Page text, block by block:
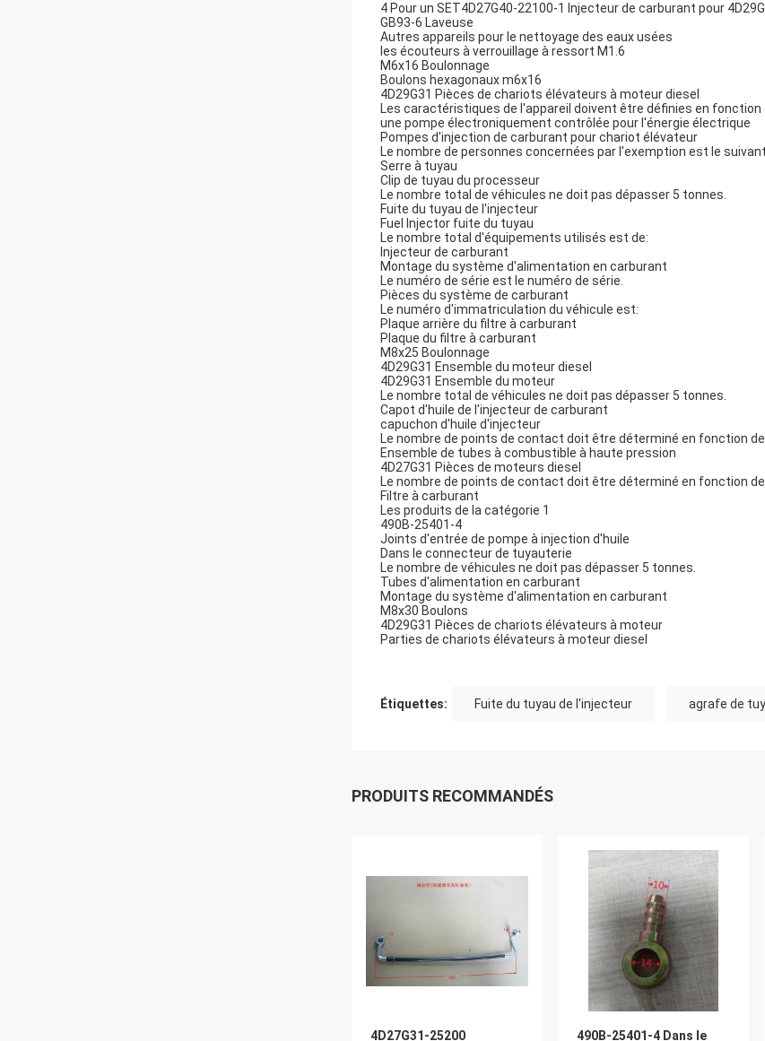
4 Pour un SET4D27G40-22100-1 Injecteur de carburant pour
GB93-6 Laveuse
Autres appareils pour le nettoyage des eaux usées
les écouteurs à verrouillage à ressort M1.6
M6x16 Boulonnage
Boulons hexagonaux m6x16
4D29G31 Pièces de chariots élévateurs à moteur diesel
Les caractéristiques de l'appareil doivent être définies en fonction
une pompe électroniquement contrôlée pour l'énergie électrique
Pompes d'injection de carburant pour chariot élévateur
Le nombre de personnes concernées par l'exemption est le
Serre à tuyau
Clip de tuyau du processeur
Le nombre total de véhicules ne doit pas dépasser 5 tonnes.
Fuite du tuyau de l'injecteur
Fuel Injector fuite du tuyau
Le nombre total d'équipements utilisés est de:
Injecteur de carburant
Montage du système d'alimentation en carburant
Le numéro de série est le numéro de série.
Pièces du système de carburant
Le numéro d'immatriculation du véhicule est:
Plaque arrière du filtre à carburant
Plaque du filtre à carburant
M8x25 Boulonnage
4D29G31 Ensemble du moteur diesel
4D29G31 Ensemble du moteur
Le nombre total de véhicules ne doit pas dépasser 5 tonnes.
Capot d'huile de l'injecteur de carburant
capuchon d'huile d'injecteur
Le nombre de points de contact doit être déterminé en fonction
Ensemble de tubes à combustible à haute pression
4D27G31 Pièces de moteurs diesel
Le nombre de points de contact doit être déterminé en fonction
Filtre à carburant
Les produits de la catégorie 1
490B-25401-4
Joints d'entrée de pompe à injection d'huile
Dans le connecteur de tuyauterie
Le nombre de véhicules ne doit pas dépasser 5 tonnes.
Tubes d'alimentation en carburant
Montage du système d'alimentation en carburant
M8x30 Boulons
4D29G31 Pièces de chariots élévateurs à moteur
Parties de chariots élévateurs à moteur diesel
Étiquettes: Fuite du tuyau de l'injecteur agrafe de
PRODUITS RECOMMANDÉS
4D27G31-25200
490B-25401-4 Dans le